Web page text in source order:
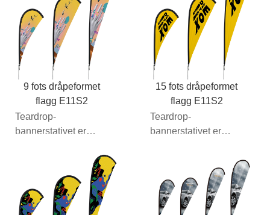
9 fots dråpeformet
flagg E11S2
Teardrop-
bannerstativet er
emballasjen...
15 fots dråpeformet
flagg E11S2
Teardrop-
bannerstativet er
emballasjen...